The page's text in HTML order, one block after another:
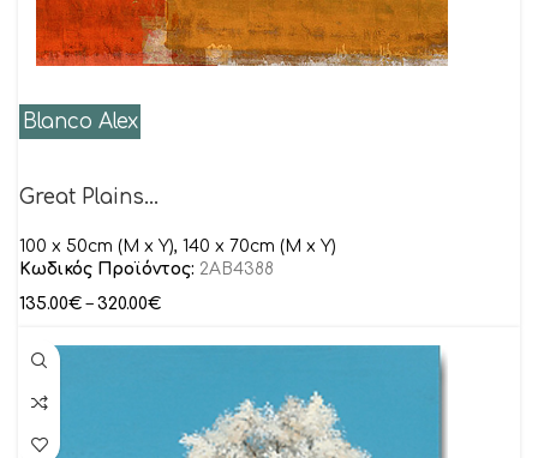
Blanco Alex
Great Plains…
100 x 50cm (M x Y), 140 x 70cm (M x Y)
Κωδικός Προϊόντος: 2AB4388
135.00€ – 320.00€